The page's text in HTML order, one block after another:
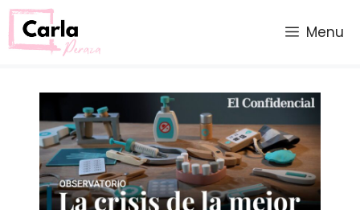
Saltar
al
contenido
Menu